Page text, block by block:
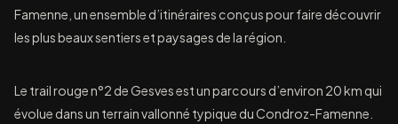
Famenne, un ensemble d’itinéraires conçus pour faire découvrir
les plus beaux sentiers et paysages de la région.
Le trail rouge n°2 de Gesves est un parcours d’environ 20 km qui
évolue dans un terrain vallonné typique du Condroz-Famenne.